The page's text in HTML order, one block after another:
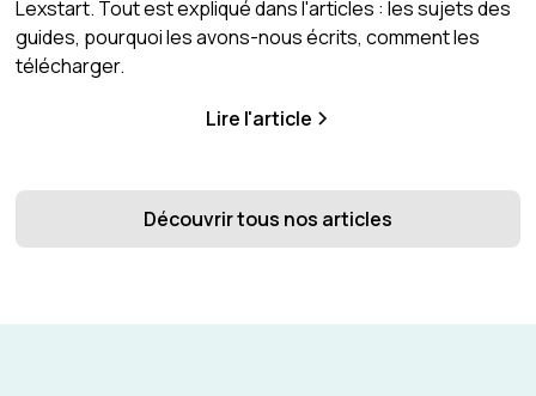
Lexstart. Tout est expliqué dans l'articles : les sujets des
guides, pourquoi les avons-nous écrits, comment les
télécharger.
Lire l'article
Découvrir tous nos articles